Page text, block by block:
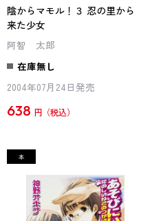
陰からマモル！３ 忍の里から
来た少女
阿智 太郎
在庫無し
2004年07月24日発売
638 円